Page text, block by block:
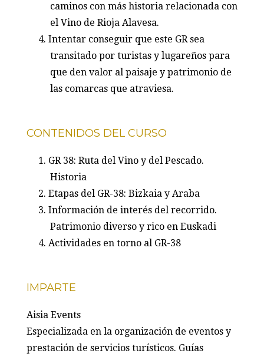
caminos con más historia relacionada con
el Vino de Rioja Alavesa.
Intentar conseguir que este GR sea
transitado por turistas y lugareños para
que den valor al paisaje y patrimonio de
las comarcas que atraviesa.
CONTENIDOS DEL CURSO
GR 38: Ruta del Vino y del Pescado.
Historia
Etapas del GR-38: Bizkaia y Araba
Información de interés del recorrido.
Patrimonio diverso y rico en Euskadi
Actividades en torno al GR-38
IMPARTE
Aisia Events
Especializada en la organización de eventos y
prestación de servicios turísticos. Guías